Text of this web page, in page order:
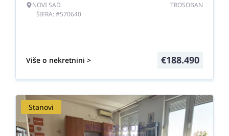
NOVI SAD
ŠIFRA: #570640
TROSOBAN
Više o nekretnini > €188.490
Stanovi